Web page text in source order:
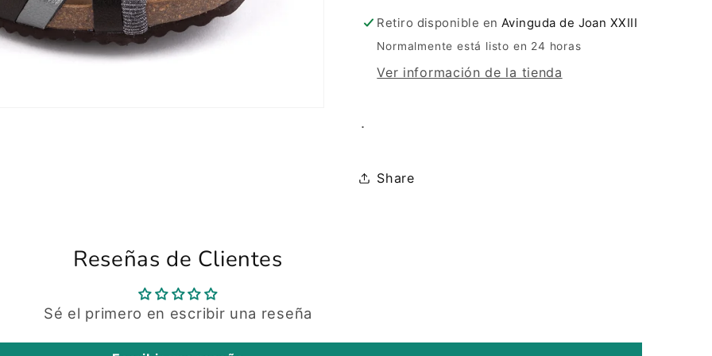
Retiro disponible enAvinguda de Joan XXIII
Normalmente está listo en 24 horas
Ver información de la tienda
.
Share
Reseñas de Clientes
Sé el primero en escribir una reseña